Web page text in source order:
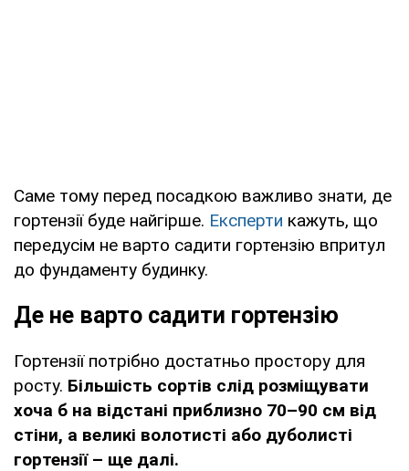
Саме тому перед посадкою важливо знати, де
гортензії буде найгірше. Експерти кажуть, що
передусім не варто садити гортензію впритул
до фундаменту будинку.
Де не варто садити гортензію
Гортензії потрібно достатньо простору для
росту. Більшість сортів слід розміщувати
хоча б на відстані приблизно 70–90 см від
стіни, а великі волотисті або дуболисті
гортензії – ще далі.